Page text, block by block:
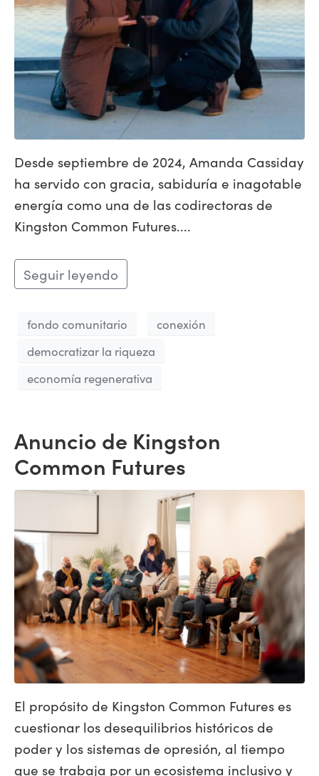
Desde septiembre de 2024, Amanda Cassiday
ha servido con gracia, sabiduría e inagotable
energía como una de las codirectoras de
Kingston Common Futures....
Seguir leyendo
fondo comunitario
conexión
democratizar la riqueza
economía regenerativa
Anuncio de Kingston
Common Futures
El propósito de Kingston Common Futures es
cuestionar los desequilibrios históricos de
poder y los sistemas de opresión, al tiempo
que se trabaja por un ecosistema inclusivo y